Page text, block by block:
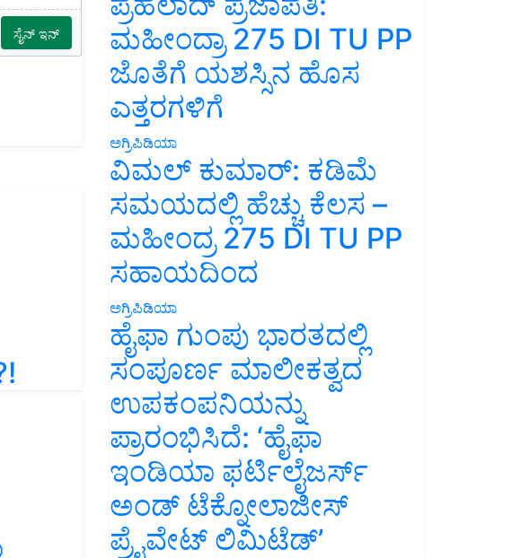
ಮಹೀಂದ್ರಾ 275 DI TU PP
ಜೊತೆಗೆ ಯಶಸ್ಸಿನ ಹೊಸ
ಎತ್ತರಗಳಿಗೆ
ಅಗ್ರಿಪಿಡಿಯಾ
ವಿಮಲ್ ಕುಮಾರ್: ಕಡಿಮೆ
ಸಮಯದಲ್ಲಿ ಹೆಚ್ಚು ಕೆಲಸ –
ಮಹೀಂದ್ರ 275 DI TU PP
ಸಹಾಯದಿಂದ
ಅಗ್ರಿಪಿಡಿಯಾ
ಹೈಫಾ ಗುಂಪು ಭಾರತದಲ್ಲಿ
ಸಂಪೂರ್ಣ ಮಾಲೀಕತ್ವದ
ಉಪಕಂಪನಿಯನ್ನು
ಪ್ರಾರಂಭಿಸಿದೆ: ‘ಹೈಫಾ
ಇಂಡಿಯಾ ಫರ್ಟಿಲೈಜರ್ಸ್
ಅಂಡ್ ಟೆಕ್ನೋಲಾಜೀಸ್
ಪ್ರೈವೇಟ್ ಲಿಮಿಟೆಡ್’